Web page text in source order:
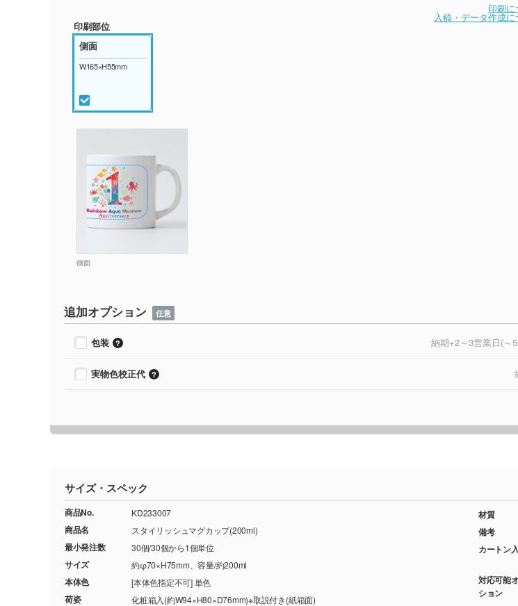
印刷
入稿・データ作成
印刷部位
側面
W165×H55mm
側面
追加オプション 任意
包装 納期+2～3営業日(～
実物色校正代
サイズ・スペック
商品No. KD233007
商品名 スタイリッシュマグカップ(200ml)
最小発注数 30個/30個から1個単位
サイズ 約φ70×H75mm、容量/約200ml
本体色 [本体色指定不可] 単色
荷姿 化粧箱入(約W94×H80×D76mm)※取説付き(紙箱面)
材質
備考
カートン
対応可能
ション